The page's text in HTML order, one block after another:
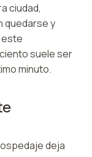
ciudad,
quedarse y
este
suele ser
minuto.
deja